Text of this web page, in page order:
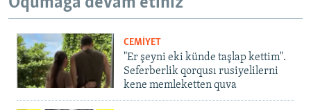
CEMİYET
"Er şeyni eki künde taşlap kettim".
Seferberlik qorqusı rusiyelilerni
kene memleketten quva